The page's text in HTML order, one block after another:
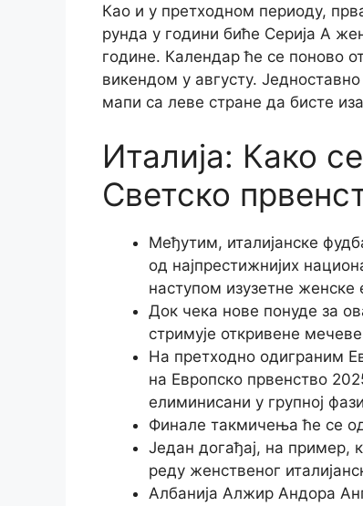
Као и у претходном периоду,
рунда у години биће Серија А
године. Календар ће се поново
викендом у августу.
мапи са леве стране да бисте
Италија: Како
Светско
Међутим, италијанске
од најпрестижнијих
наступом изузетне женске
Док чека нове понуде за
стримује откривене
На претходно одиграним
на Европско првенство
елиминисани у групној
Финале такмичења ће се
Један догађај, на пример,
реду женственог
Албанија Алжир Андора